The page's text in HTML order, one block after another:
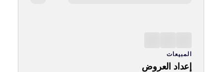
المبيعات
إعداد العروض